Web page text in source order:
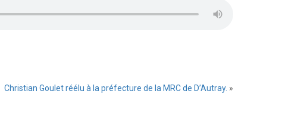
Christian Goulet réélu à la préfecture de la MRC de D’Autray. »